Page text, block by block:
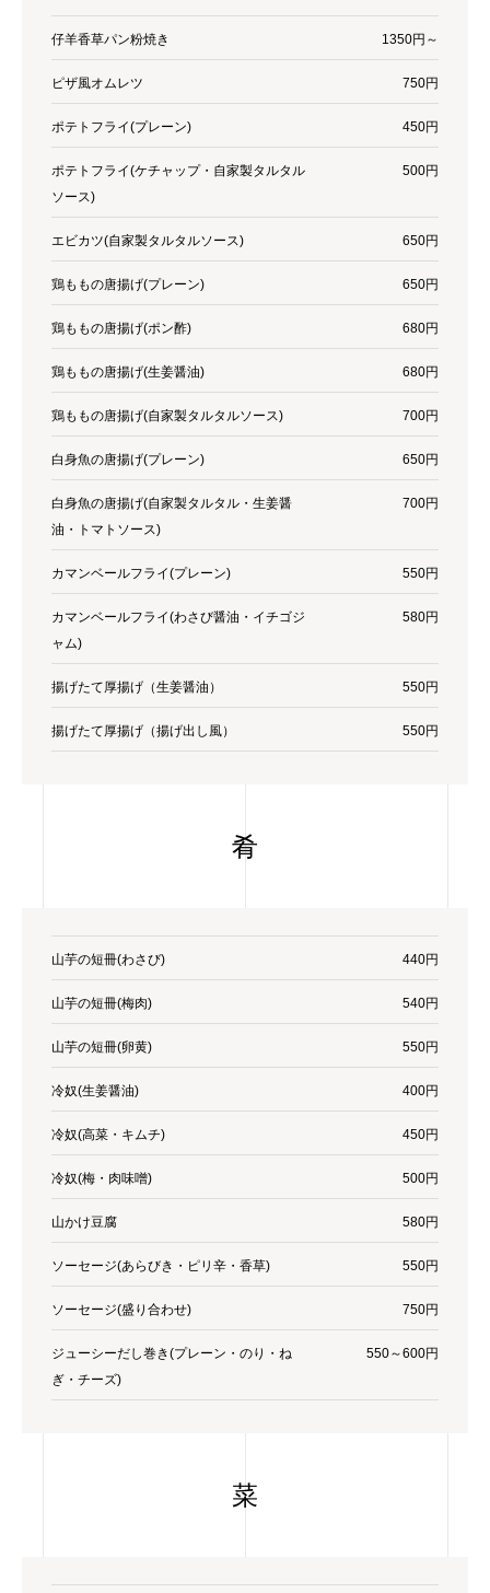
仔羊香草パン粉焼き 1350円～
ピザ風オムレツ 750円
ポテトフライ(プレーン) 450円
ポテトフライ(ケチャップ・自家製タルタル
ソース)
500円
エビカツ(自家製タルタルソース) 650円
鶏ももの唐揚げ(プレーン) 650円
鶏ももの唐揚げ(ポン酢) 680円
鶏ももの唐揚げ(生姜醤油) 680円
鶏ももの唐揚げ(自家製タルタルソース) 700円
白身魚の唐揚げ(プレーン) 650円
白身魚の唐揚げ(自家製タルタル・生姜醤
油・トマトソース)
700円
カマンベールフライ(プレーン) 550円
カマンベールフライ(わさび醤油・イチゴジ
ャム)
580円
揚げたて厚揚げ（生姜醤油） 550円
揚げたて厚揚げ（揚げ出し風） 550円
肴
山芋の短冊(わさび) 440円
山芋の短冊(梅肉) 540円
山芋の短冊(卵黄) 550円
冷奴(生姜醤油) 400円
冷奴(高菜・キムチ) 450円
冷奴(梅・肉味噌) 500円
山かけ豆腐 580円
ソーセージ(あらびき・ピリ辛・香草) 550円
ソーセージ(盛り合わせ) 750円
ジューシーだし巻き(プレーン・のり・ね
ぎ・チーズ)
550～600円
菜